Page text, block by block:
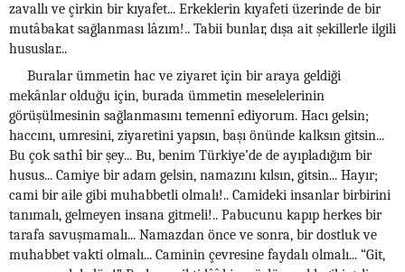
zavallı ve çirkin bir kıyafet... Erkeklerin kıyafeti üzerinde de bir
mutâbakat sağlanması lâzım!.. Tabii bunlar, dışa ait şekillerle ilgili
hususlar...
Buralar ümmetin hac ve ziyaret için bir araya geldiği
mekânlar olduğu için, burada ümmetin meselelerinin
görüşülmesinin sağlanmasını temennî ediyorum. Hacı gelsin;
haccını, umresini, ziyaretini yapsın, başı önünde kalksın gitsin...
Bu çok sathî bir şey... Bu, benim Türkiye’de de ayıpladığım bir
husus... Camiye bir adam gelsin, namazını kılsın, gitsin... Hayır;
cami bir aile gibi muhabbetli olmalı!.. Camideki insanlar birbirini
tanımalı, gelmeyen insana gitmeli!.. Pabucunu kapıp herkes bir
tarafa savuşmamalı... Namazdan önce ve sonra, bir dostluk ve
muhabbet vakti olmalı... Caminin çevresine faydalı olmalı... “Git,